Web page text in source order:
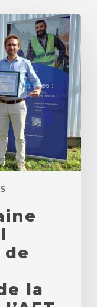
de
la